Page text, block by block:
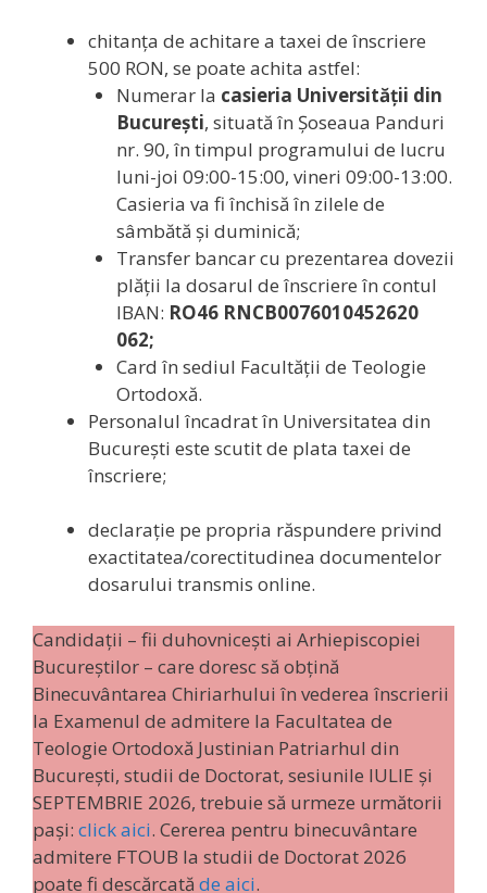
chitanţa de achitare a taxei de înscriere
500 RON, se poate achita astfel:
Numerar la casieria Universității din
București, situată în Șoseaua Panduri
nr. 90, în timpul programului de lucru
luni-joi 09:00-15:00, vineri 09:00-13:00.
Casieria va fi închisă în zilele de
sâmbătă și duminică;
Transfer bancar cu prezentarea dovezii
plății la dosarul de înscriere în contul
IBAN: RO46 RNCB0076010452620
062;
Card în sediul Facultății de Teologie
Ortodoxă.
Personalul încadrat în Universitatea din
București este scutit de plata taxei de
înscriere;
declaraţie pe propria răspundere privind
exactitatea/corectitudinea documentelor
dosarului transmis online.
Candidații – fii duhovniceşti ai Arhiepiscopiei
Bucureştilor – care doresc să obţină
Binecuvântarea Chiriarhului în vederea înscrierii
la Examenul de admitere la Facultatea de
Teologie Ortodoxă Justinian Patriarhul din
Bucureşti, studii de Doctorat, sesiunile IULIE și
SEPTEMBRIE 2026, trebuie să urmeze următorii
pași: click aici. Cererea pentru binecuvântare
admitere FTOUB la studii de Doctorat 2026
poate fi descărcată de aici.